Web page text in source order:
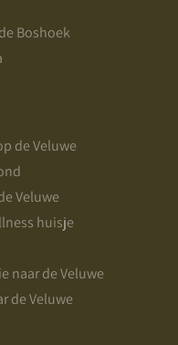
Boshoek
de Veluwe
Veluwe
huisje
naar de Veluwe
de Veluwe